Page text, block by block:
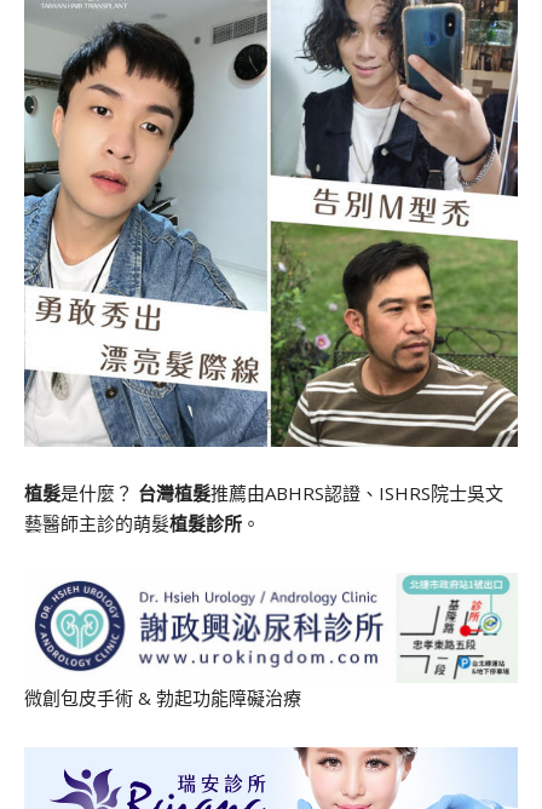
植髮是什麼？ 台灣植髮推薦由ABHRS認證、ISHRS院士吳文
藝醫師主診的萌髮植髮診所 。
微創包皮手術 & 勃起功能障礙治療